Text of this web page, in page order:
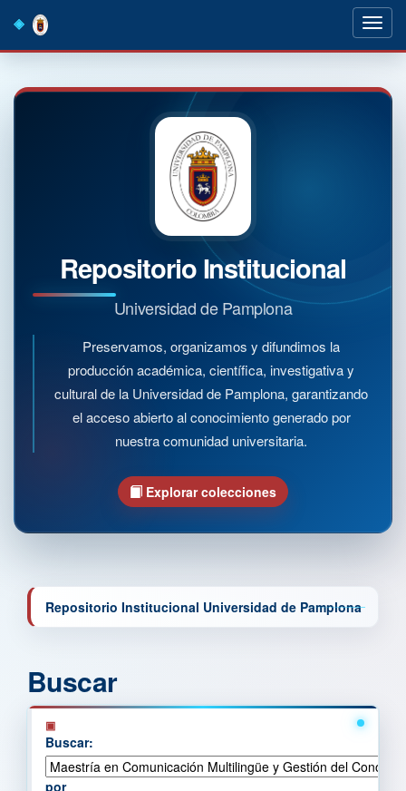
navigation
Repositorio Institucional
Universidad de Pamplona
Preservamos, organizamos y difundimos la
producción académica, científica, investigativa y
cultural de la Universidad de Pamplona, garantizando
el acceso abierto al conocimiento generado por
nuestra comunidad universitaria.
Explorar colecciones
Repositorio Institucional Universidad de Pamplona
Buscar
Buscar:
por